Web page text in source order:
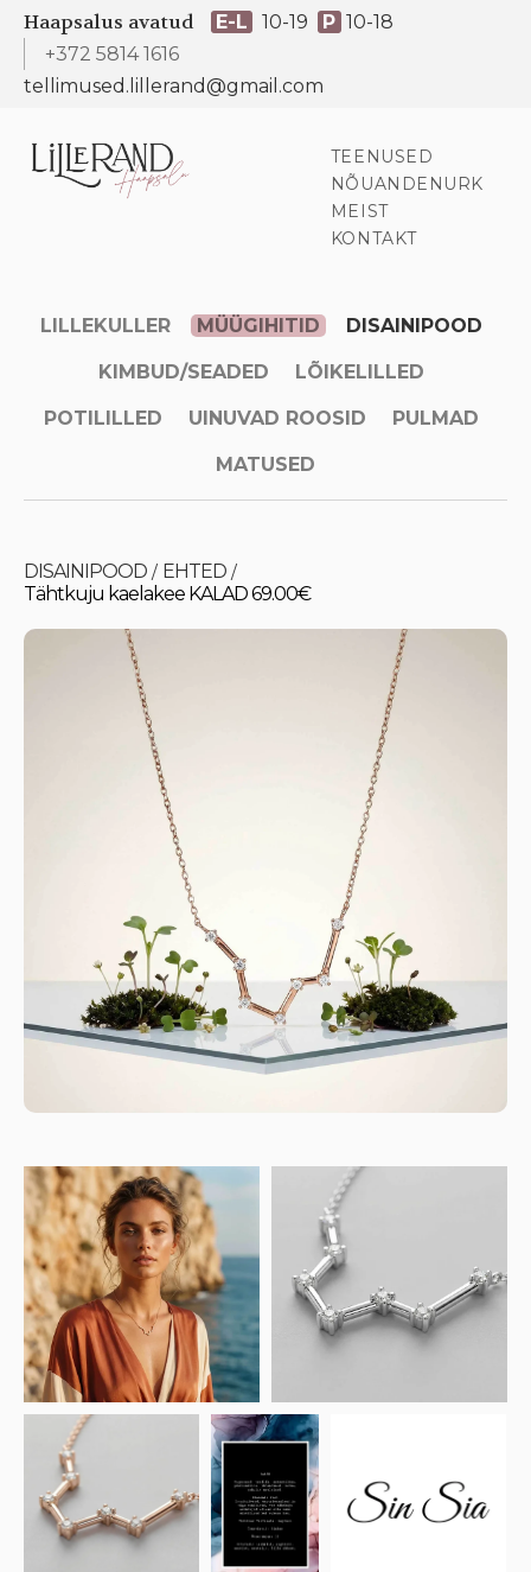
Haapsalus avatud E-L 10-19 P 10-18
+372 5814 1616
tellimused.lillerand@gmail.com
TEENUSED
NÕUANDENURK
MEIST
KONTAKT
LILLEKULLER MÜÜGIHITID DISAINIPOOD
KIMBUD/SEADED LÕIKELILLED
POTILILLED UINUVAD ROOSID PULMAD
MATUSED
DISAINIPOOD / EHTED /
Tähtkuju kaelakee KALAD 69.00€